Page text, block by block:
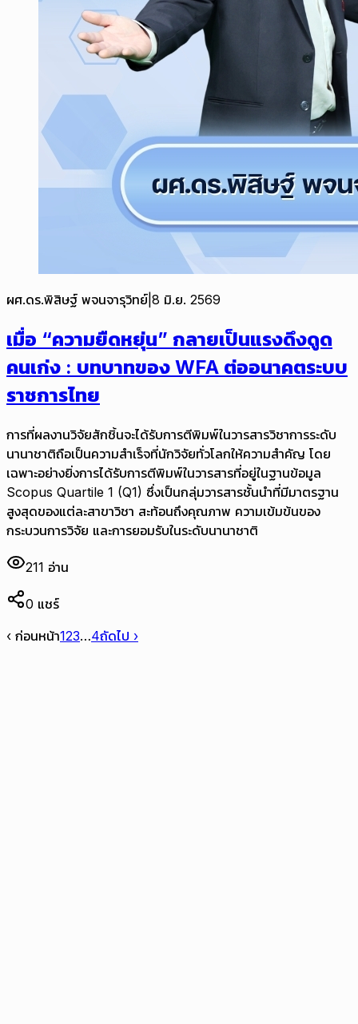
ผศ.ดร.พิสิษฐ์ พจนจารุวิทย์ 8 มิ.ย. 2569
เมื่อ “ความยืดหยุ่น” กลายเป็นแรงดึงดูด
คนเก่ง : บทบาทของ WFA ต่ออนาคตระบบ
ราชการไทย
การที่ผลงานวิจัยสักชิ้นจะได้รับการตีพิมพ์ในวารสารวิชาการระดับ
นานาชาติถือเป็นความสำเร็จที่นักวิจัยทั่วโลกให้ความสำคัญ โดย
เฉพาะอย่างยิ่งการได้รับการตีพิมพ์ในวารสารที่อยู่ในฐานข้อมูล
Scopus Quartile 1 (Q1) ซึ่งเป็นกลุ่มวารสารชั้นนำที่มีมาตรฐาน
สูงสุดของแต่ละสาขาวิชา สะท้อนถึงคุณภาพ ความเข้มข้นของ
กระบวนการวิจัย และการยอมรับในระดับนานาชาติ
211 อ่าน
0 แชร์
‹ ก่อนหน้า123…4ถัดไป ›